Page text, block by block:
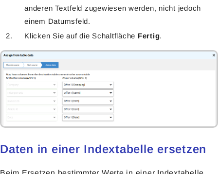
anderen Textfeld zugewiesen werden, nicht jedoch
einem Datumsfeld.
Klicken Sie auf die Schaltfläche Fertig.
Daten in einer Indextabelle ersetzen